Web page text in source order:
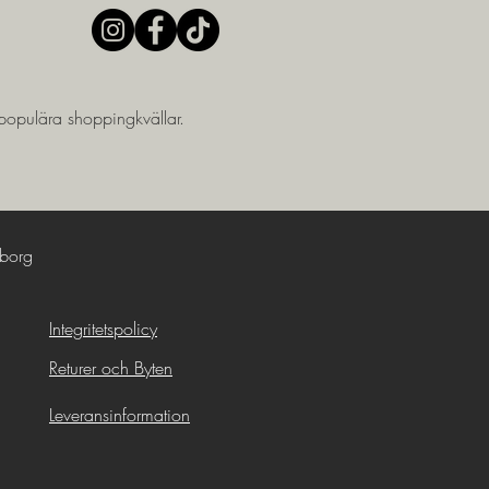
shoppingkvällar.
Returer och Byten
Integritetspolicy
Leveransinformation